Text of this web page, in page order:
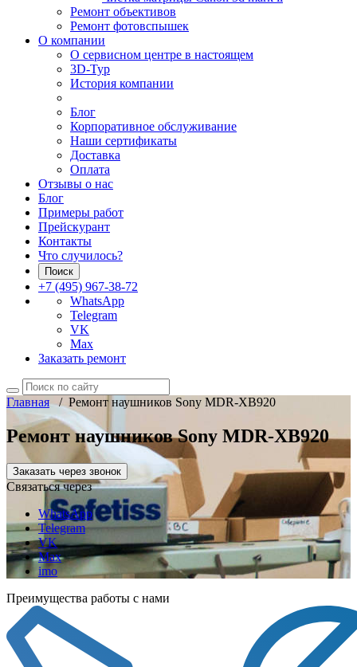
Ремонт объективов
Ремонт фотовспышек
О компании
О сервисном центре в настоящем
3D-Тур
История компании
Блог
Корпоративное обслуживание
Наши сертификаты
Доставка
Оплата
Отзывы о нас
Блог
Примеры работ
Прейскурант
Контакты
Что случилось?
Поиск
+7 (495) 967-38-72
WhatsApp
Telegram
VK
Max
Заказать ремонт
Главная/ Ремонт наушников Sony MDR-XB920
Ремонт наушников Sony MDR-XB920
Заказать через звонок
Связаться через
WhatsApp
Telegram
VK
Max
imo
Преимущества работы с нами